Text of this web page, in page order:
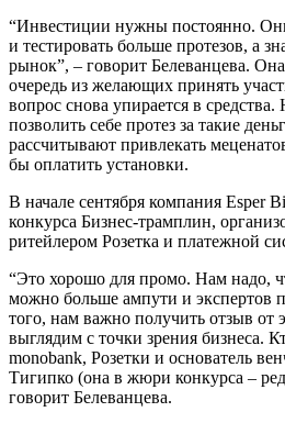
“Инвестиции нужны постоянно.
и тестировать больше протезов, а
рынок”, – говорит Белеванцева.
очередь из желающих принять
вопрос снова упирается в
позволить себе протез за такие
рассчитывают привлекать
бы оплатить установки.
В начале сентября компания Esper
конкурса Бизнес-трамплин,
ритейлером Розетка и платежной
“Это хорошо для промо. Нам надо,
можно больше ампути и экспертов
того, нам важно получить отзыв от
выглядим с точки зрения бизнеса.
monobank, Розетки и основатель
Тигипко (она в жюри конкурса –
говорит Белеванцева.